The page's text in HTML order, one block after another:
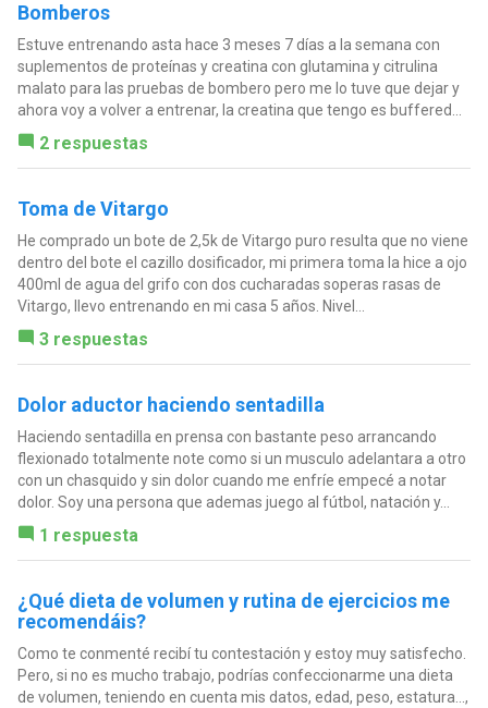
Bomberos
Estuve entrenando asta hace 3 meses 7 días a la semana con
suplementos de proteínas y creatina con glutamina y citrulina
malato para las pruebas de bombero pero me lo tuve que dejar y
ahora voy a volver a entrenar, la creatina que tengo es buffered...
2 respuestas
Toma de Vitargo
He comprado un bote de 2,5k de Vitargo puro resulta que no viene
dentro del bote el cazillo dosificador, mi primera toma la hice a ojo
400ml de agua del grifo con dos cucharadas soperas rasas de
Vitargo, llevo entrenando en mi casa 5 años. Nivel...
3 respuestas
Dolor aductor haciendo sentadilla
Haciendo sentadilla en prensa con bastante peso arrancando
flexionado totalmente note como si un musculo adelantara a otro
con un chasquido y sin dolor cuando me enfríe empecé a notar
dolor. Soy una persona que ademas juego al fútbol, natación y...
1 respuesta
¿Qué dieta de volumen y rutina de ejercicios me
recomendáis?
Como te conmenté recibí tu contestación y estoy muy satisfecho.
Pero, si no es mucho trabajo, podrías confeccionarme una dieta
de volumen, teniendo en cuenta mis datos, edad, peso, estatura...,